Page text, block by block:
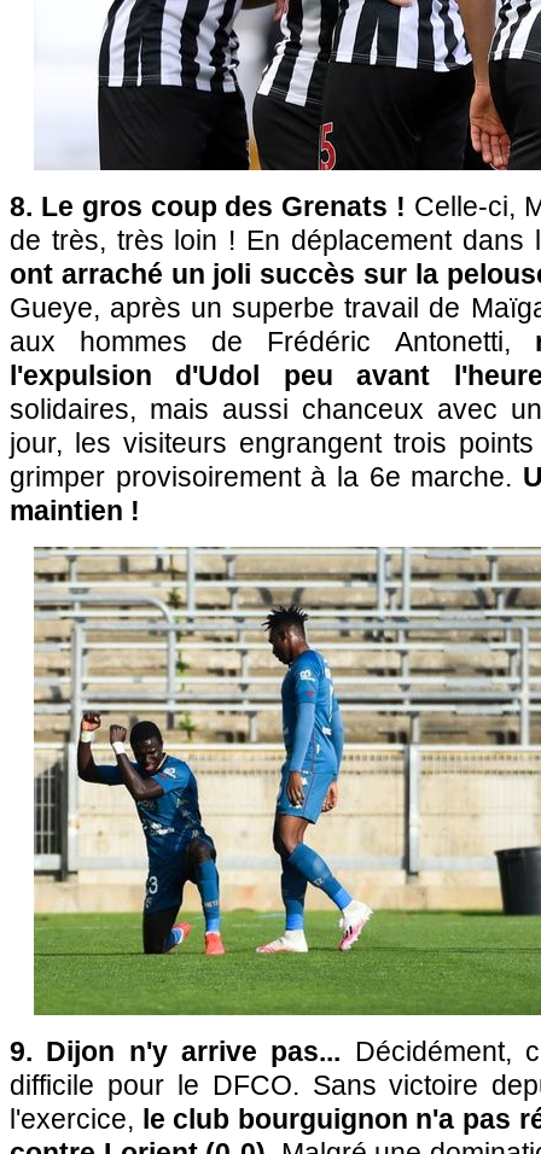
8. Le gros coup des Grenats ! Celle-ci,
de très, très loin ! En déplacement dans
ont arraché un joli succès sur la
Gueye, après un superbe travail de
aux hommes de Frédéric Antonetti,
l'expulsion d'Udol peu avant
solidaires, mais aussi chanceux avec
jour, les visiteurs engrangent trois
grimper provisoirement à la 6e marche.
maintien !
9. Dijon n'y arrive pas... Décidément,
difficile pour le DFCO. Sans victoire
l'exercice, le club bourguignon n'a pas